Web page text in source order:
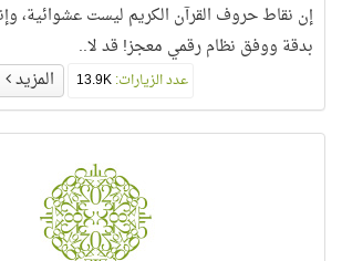
إن نقاط حروف القرآن الكريم ليست عشوائية،
بدقة ووفق نظام رقمي معجز! قد لا..
عدد الزيارات:13.9K المزيد